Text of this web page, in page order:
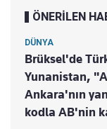
ÖNERİLEN
DÜNYA
Brüksel'de
Yunanistan,
Ankara'nın
kodla AB'nin